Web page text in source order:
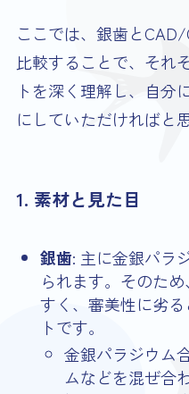
ここでは、銀歯と
比較することで、それ
トを深く理解し、自分
にしていただければと
1. 素材と見た目
銀歯: 主に金銀パラ
られます。そのた
すく、審美性に劣
トです。
金銀パラジウム
ムなどを混ぜ合